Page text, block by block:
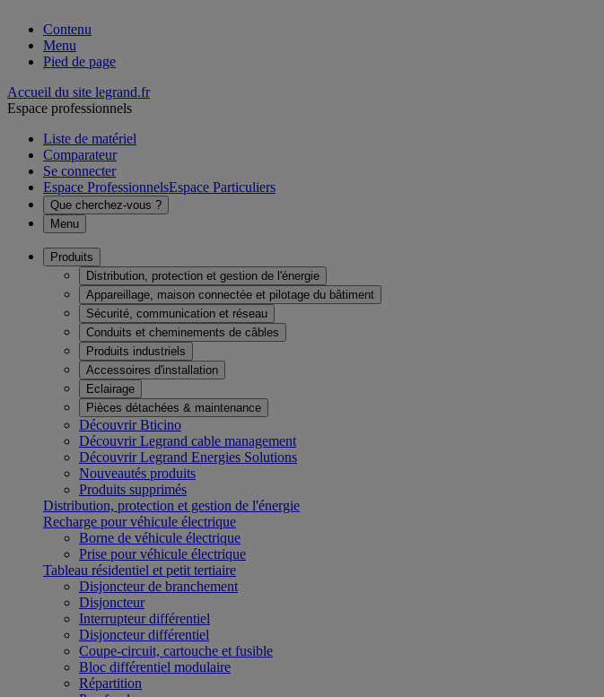
Contenu
Menu
Pied de page
Accueil du site legrand.fr
Espace professionnels
Liste de matériel
Comparateur
Se connecter
Espace ProfessionnelsEspace Particuliers
Que cherchez-vous ?
Menu
Produits
Distribution, protection et gestion de l'énergie
Appareillage, maison connectée et pilotage du bâtiment
Sécurité, communication et réseau
Conduits et cheminements de câbles
Produits industriels
Accessoires d'installation
Eclairage
Pièces détachées & maintenance
Découvrir Bticino
Découvrir Legrand cable management
Découvrir Legrand Energies Solutions
Nouveautés produits
Produits supprimés
Distribution, protection et gestion de l'énergie
Recharge pour véhicule électrique
Borne de véhicule électrique
Prise pour véhicule électrique
Tableau résidentiel et petit tertiaire
Disjoncteur de branchement
Disjoncteur
Interrupteur différentiel
Disjoncteur différentiel
Coupe-circuit, cartouche et fusible
Bloc différentiel modulaire
Répartition